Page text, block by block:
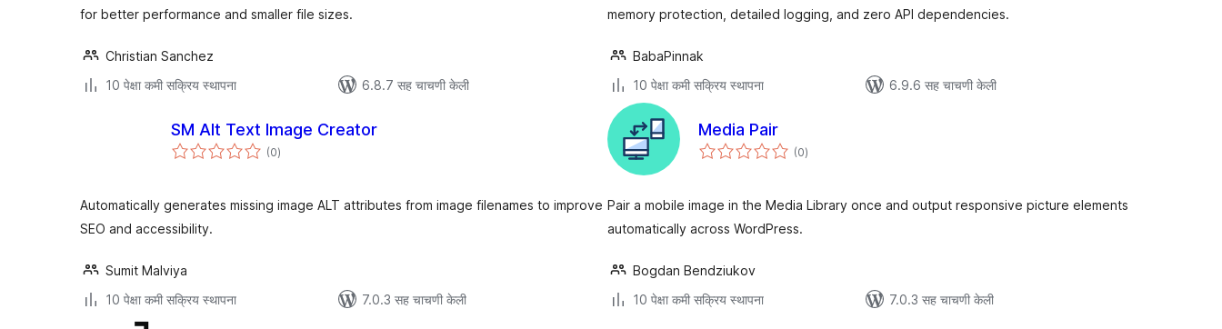
for better performance and smaller file sizes.
Christian Sanchez
10 पेक्षा कमी सक्रिय स्थापना
6.8.7 सह चाचणी केली
memory protection, detailed logging, and zero API dependencies.
BabaPinnak
10 पेक्षा कमी सक्रिय स्थापना
6.9.6 सह चाचणी केली
SM Alt Text Image Creator
(0एकूण
मूल्यांकन
)
Automatically generates missing image ALT attributes from image filenames to improve
SEO and accessibility.
Sumit Malviya
10 पेक्षा कमी सक्रिय स्थापना
7.0.3 सह चाचणी केली
Media Pair
(0एकूण
मूल्यांकन
)
Pair a mobile image in the Media Library once and output responsive picture elements
automatically across WordPress.
Bogdan Bendziukov
10 पेक्षा कमी सक्रिय स्थापना
7.0.3 सह चाचणी केली